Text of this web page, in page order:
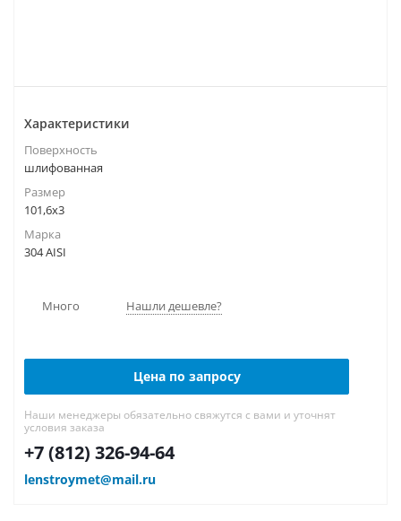
Характеристики
Поверхность
шлифованная
Размер
101,6х3
Марка
304 AISI
Много Нашли дешевле?
Цена по запросу
Наши менеджеры обязательно свяжутся с вами и уточнят
условия заказа
+7 (812) 326-94-64
lenstroymet@mail.ru